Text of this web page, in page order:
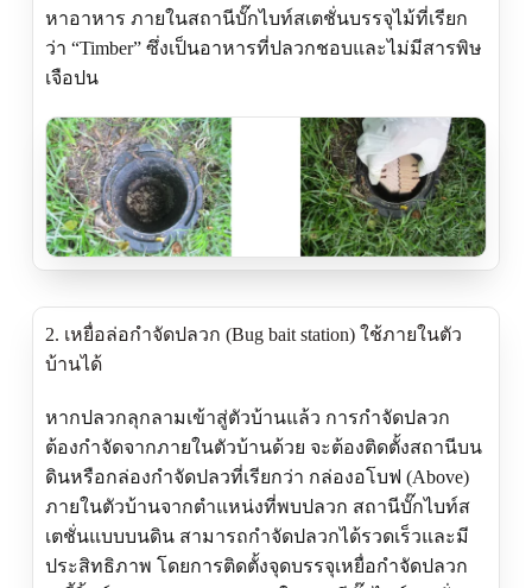
หาอาหาร ภายในสถานีบั๊กไบท์สเตชั่นบรรจุไม้ที่เรียก
ว่า “Timber” ซึ่งเป็นอาหารที่ปลวกชอบและไม่มีสารพิษ
เจือปน
2. เหยื่อล่อกำจัดปลวก (Bug bait station) ใช้ภายในตัว
บ้านได้
หากปลวกลุกลามเข้าสู่ตัวบ้านแล้ว การกำจัดปลวก
ต้องกำจัดจากภายในตัวบ้านด้วย จะต้องติดตั้งสถานีบน
ดินหรือกล่องกำจัดปลวที่เรียกว่า กล่องอโบฟ (Above)
ภายในตัวบ้านจากตำแหน่งที่พบปลวก สถานีบั๊กไบท์ส
เตชั่นแบบบนดิน สามารถกำจัดปลวกได้รวดเร็วและมี
ประสิทธิภาพ โดยการติดตั้งจุดบรรจุเหยื่อกำจัดปลวก